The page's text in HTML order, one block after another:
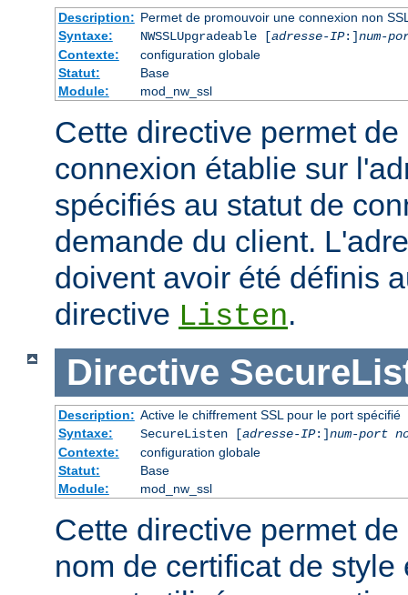
Description: Permet de promouvoir une connexion non
Syntaxe:
NWSSLUpgradeable [adresse-IP:]num-
Contexte:
configuration globale
Statut:
Base
Module:
mod_nw_ssl
Cette directive permet
connexion établie sur
spécifiés au statut de
demande du client.
doivent avoir été définis
directive Listen.
Directive
Description: Active le chiffrement SSL pour le port spécifié
Syntaxe:
SecureListen [adresse-IP:]num-port
Contexte:
configuration globale
Statut:
Base
Module:
mod_nw_ssl
Cette directive permet
nom de certificat de style